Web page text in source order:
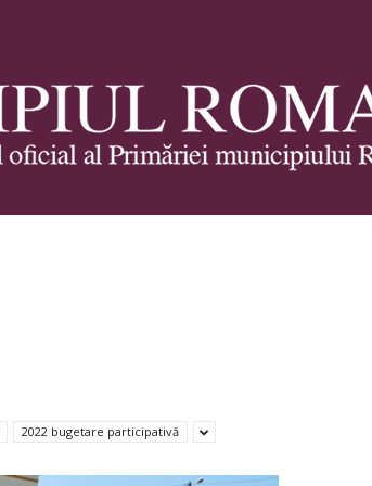
Roman
2022 bugetare participativă